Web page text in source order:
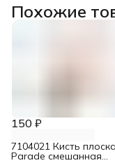
Похожие
150 ₽
7104021 Кисть
Parade смешанная